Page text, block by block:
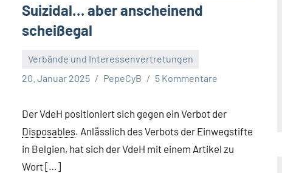
Suizidal… aber anscheinend
scheißegal
Verbände und Interessenvertretungen
20. Januar 2025
PepeCyB 5 Kommentare
Der VdeH positioniert sich gegen ein Verbot der
Disposables. Anlässlich des Verbots der Einwegstifte
in Belgien, hat sich der VdeH mit einem Artikel zu
Wort […]